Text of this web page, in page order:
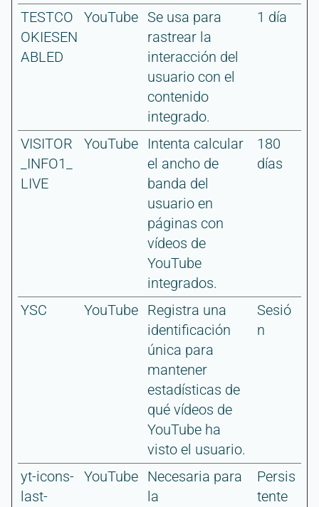
TESTCO
OKIESEN
ABLED
YouTube Se usa para
rastrear la
interacción del
usuario con el
contenido
integrado.
1 día
VISITOR
_INFO1_
LIVE
YouTube
Intenta calcular
el ancho de
banda del
usuario en
páginas con
vídeos de
YouTube
integrados.
180
días
YSC YouTube Registra una
identificación
única para
mantener
estadísticas de
qué vídeos de
YouTube ha
visto el usuario.
Sesió
n
yt-icons-
last-
YouTube Necesaria para
la
Persis
tente